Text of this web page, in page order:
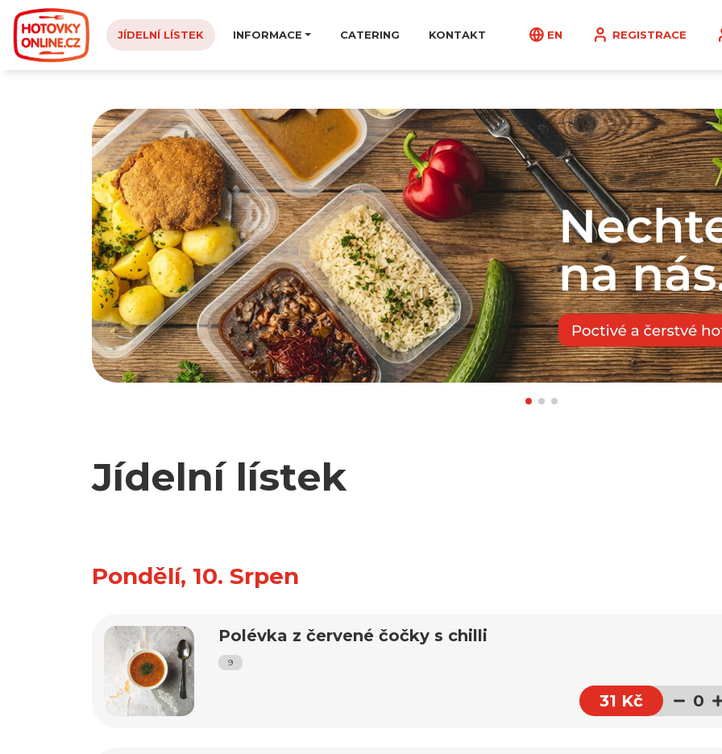
JÍDELNÍ LÍSTEK INFORMACE CATERING KONTAKT EN REGISTRACE
Jídelní lístek
Pondělí, 10. Srpen
Polévka z červené čočky s chilli
9
31 Kč 0